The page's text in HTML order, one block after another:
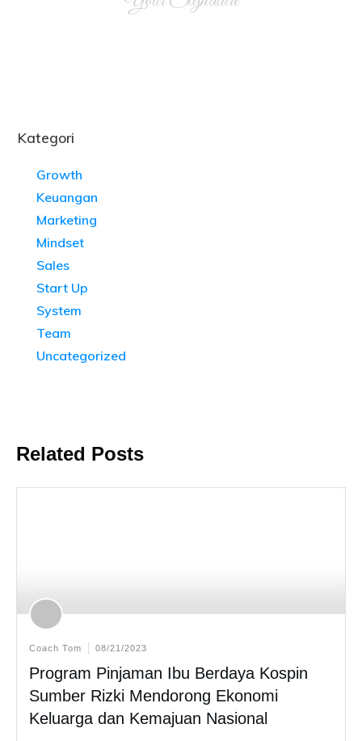
Kategori
Growth
Keuangan
Marketing
Mindset
Sales
Start Up
System
Team
Uncategorized
Related Posts
Coach Tom 08/21/2023
Program Pinjaman Ibu Berdaya Kospin
Sumber Rizki Mendorong Ekonomi
Keluarga dan Kemajuan Nasional